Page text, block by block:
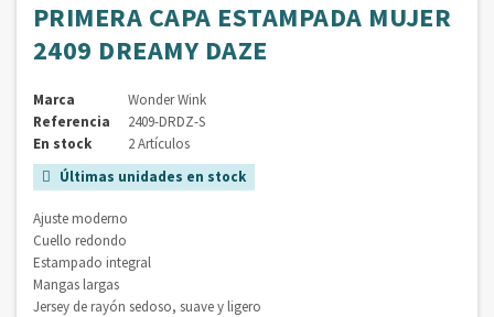
PRIMERA CAPA ESTAMPADA MUJER
2409 DREAMY DAZE
Marca
Wonder Wink
Referencia
2409-DRDZ-S
En stock
2 Artículos
 Últimas unidades en stock
Ajuste moderno
Cuello redondo
Estampado integral
Mangas largas
Jersey de rayón sedoso, suave y ligero